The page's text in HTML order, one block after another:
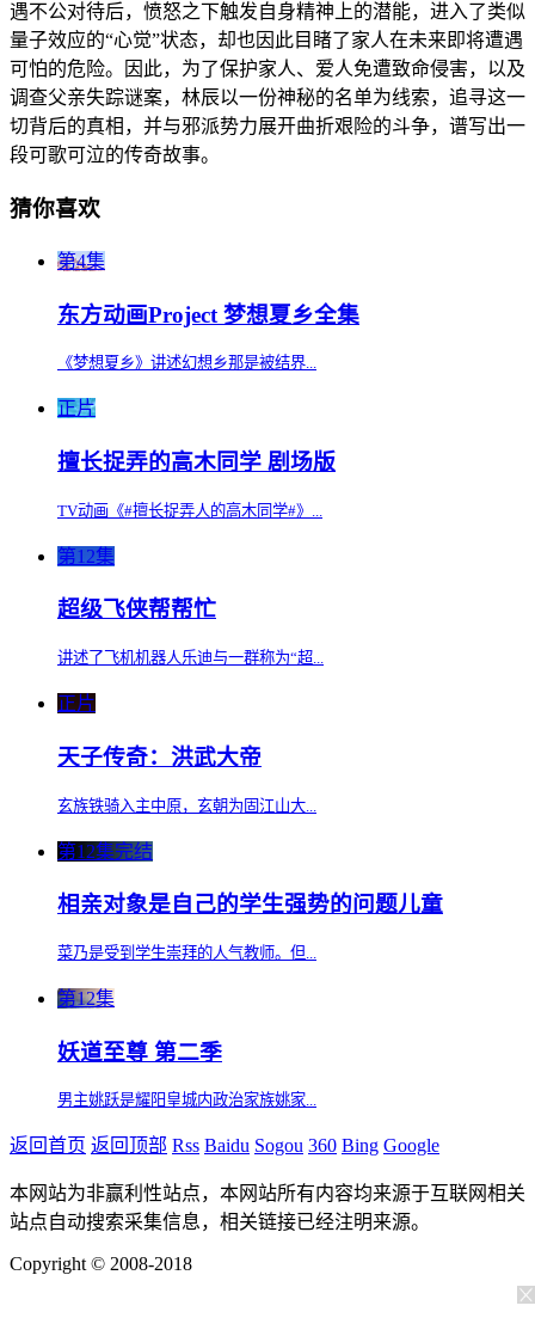
遇不公对待后，愤怒之下触发自身精神上的潜能，进入了类似
量子效应的“心觉”状态，却也因此目睹了家人在未来即将遭遇
可怕的危险。因此，为了保护家人、爱人免遭致命侵害，以及
调查父亲失踪谜案，林辰以一份神秘的名单为线索，追寻这一
切背后的真相，并与邪派势力展开曲折艰险的斗争，谱写出一
段可歌可泣的传奇故事。
猜你喜欢
第4集
东方动画Project 梦想夏乡全集
《梦想夏乡》讲述幻想乡那是被结界...
正片
擅长捉弄的高木同学 剧场版
TV动画《#擅长捉弄人的高木同学#》...
第12集
超级飞侠帮帮忙
讲述了飞机机器人乐迪与一群称为“超...
正片
天子传奇：洪武大帝
玄族铁骑入主中原，玄朝为固江山大...
第12集完结
相亲对象是自己的学生强势的问题儿童
菜乃是受到学生崇拜的人气教师。但...
第12集
妖道至尊 第二季
男主姚跃是耀阳皇城内政治家族姚家...
返回首页 返回顶部 Rss Baidu Sogou 360 Bing Google
本网站为非赢利性站点，本网站所有内容均来源于互联网相关
站点自动搜索采集信息，相关链接已经注明来源。
Copyright © 2008-2018